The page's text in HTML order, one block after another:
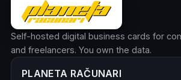
Self-hosted digital business cards for
and freelancers. You own the data.
PLANETA RAČUNARI